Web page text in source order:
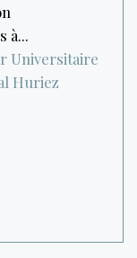
à...
Universitaire
Huriez